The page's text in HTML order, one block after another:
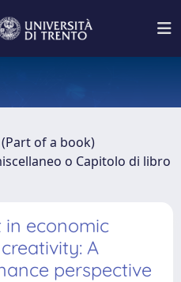
of a book)
o Capitolo di libro
in economic
A
perspective